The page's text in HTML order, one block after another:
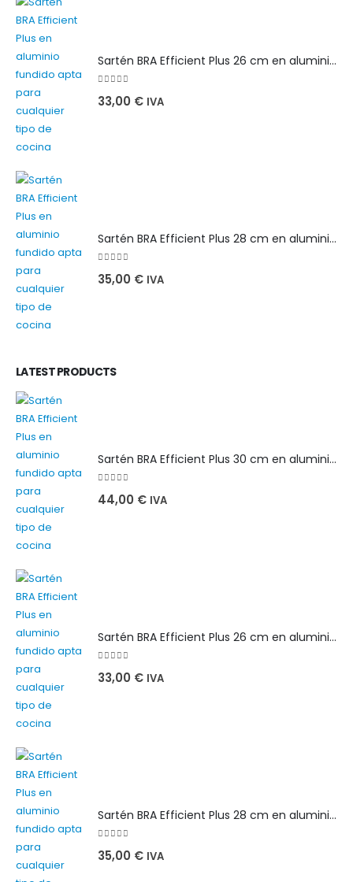
Sartén BRA Efficient Plus 26 cm en aluminio fundido apta para cualquier tipo de cocina
33,00 € IVA
Sartén BRA Efficient Plus 28 cm en aluminio fundido apta para cualquier tipo de cocina
35,00 € IVA
LATEST PRODUCTS
Sartén BRA Efficient Plus 30 cm en aluminio fundido apta para cualquier tipo de cocina
44,00 € IVA
Sartén BRA Efficient Plus 26 cm en aluminio fundido apta para cualquier tipo de cocina
33,00 € IVA
Sartén BRA Efficient Plus 28 cm en aluminio fundido apta para cualquier tipo de cocina
35,00 € IVA